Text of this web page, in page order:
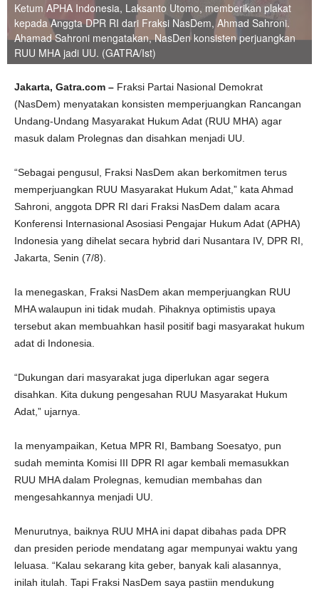
Ketum APHA Indonesia, Laksanto Utomo, memberikan plakat
kepada Anggta DPR RI dari Fraksi NasDem, Ahmad Sahroni.
Ahamad Sahroni mengatakan, NasDen konsisten perjuangkan
RUU MHA jadi UU. (GATRA/Ist)
Jakarta, Gatra.com – Fraksi Partai Nasional Demokrat
(NasDem) menyatakan konsisten memperjuangkan Rancangan
Undang-Undang Masyarakat Hukum Adat (RUU MHA) agar
masuk dalam Prolegnas dan disahkan menjadi UU.
“Sebagai pengusul, Fraksi NasDem akan berkomitmen terus
memperjuangkan RUU Masyarakat Hukum Adat,” kata Ahmad
Sahroni, anggota DPR RI dari Fraksi NasDem dalam acara
Konferensi Internasional Asosiasi Pengajar Hukum Adat (APHA)
Indonesia yang dihelat secara hybrid dari Nusantara IV, DPR RI,
Jakarta, Senin (7/8).
Ia menegaskan, Fraksi NasDem akan memperjuangkan RUU
MHA walaupun ini tidak mudah. Pihaknya optimistis upaya
tersebut akan membuahkan hasil positif bagi masyarakat hukum
adat di Indonesia.
“Dukungan dari masyarakat juga diperlukan agar segera
disahkan. Kita dukung pengesahan RUU Masyarakat Hukum
Adat,” ujarnya.
Ia menyampaikan, Ketua MPR RI, Bambang Soesatyo, pun
sudah meminta Komisi III DPR RI agar kembali memasukkan
RUU MHA dalam Prolegnas, kemudian membahas dan
mengesahkannya menjadi UU.
Menurutnya, baiknya RUU MHA ini dapat dibahas pada DPR
dan presiden periode mendatang agar mempunyai waktu yang
leluasa. “Kalau sekarang kita geber, banyak kali alasannya,
inilah itulah. Tapi Fraksi NasDem saya pastiin mendukung